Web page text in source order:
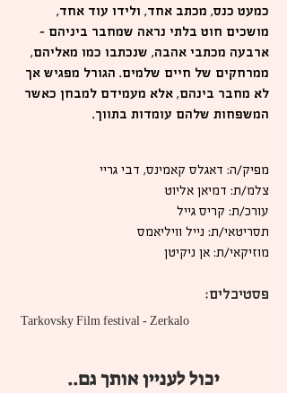
כמעט כנס, מכתב אחד, ולידו עוד אחד,
מושכים חוט בלתי נראה שמחבר ביניהם –
ארבעה מכתבי אהבה, שנכתבו כמו מאליהם,
ממרחקים של חיים שלמים. הגורל מפגיש אך
לא מחבר בינהם, אלא מעמידם למבחן כאשר
המשפחות שלהם עומדות בתווך.
מפיק/ה: דאגלס קאמינס, דבי גריי
צלמ/ת: דמיאן אליוט
עורכ/ת: קריס גייל
תסריטאי/ת: נייל וויליאמס
מוזיקאי/ת: אן ניקיטן
פסטיבלים:
Tarkovsky Film festival - Zerkalo
יכול לעניין אותך גם..